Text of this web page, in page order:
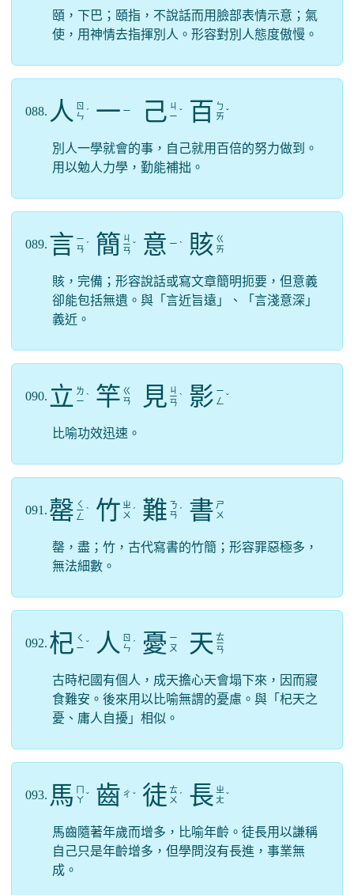
頤，下巴；頤指，不說話而用臉部表情示意；氣
使，用神情去指揮別人。形容對別人態度傲慢。
088. 人 ㄖ
ㄣ ˊ 一 ㄧ 己 ㄐ
ㄧ ˇ 百 ㄅ
ㄞ ˇ
別人一學就會的事，自己就用百倍的努力做到。
用以勉人力學，勤能補拙。
089. 言 ㄧ
ㄢ ˊ 簡 ㄐ
ㄧ
ㄢ
ˇ 意 ㄧ ˋ 賅 ㄍ
ㄞ
賅，完備；形容說話或寫文章簡明扼要，但意義
卻能包括無遺。與「言近旨遠」、「言淺意深」
義近。
090. 立 ㄌ
ㄧ ˋ 竿 ㄍ
ㄢ
見 ㄐ
ㄧ
ㄢ
ˋ 影 ㄧ
ㄥ ˇ
比喻功效迅速。
091. 罄 ㄑ
ㄧ
ㄥ
ˋ 竹 ㄓ
ㄨ ˊ 難 ㄋ
ㄢ ˊ 書 ㄕ
ㄨ
罄，盡；竹，古代寫書的竹簡；形容罪惡極多，
無法細數。
092. 杞 ㄑ
ㄧ ˇ 人 ㄖ
ㄣ ˊ 憂 ㄧ
ㄡ
天 ㄊ
ㄧ
ㄢ
古時杞國有個人，成天擔心天會塌下來，因而寢
食難安。後來用以比喻無謂的憂慮。與「杞天之
憂、庸人自擾」相似。
093. 馬 ㄚ ˇ 齒 ㄔ ˇ 徒 ㄊ
ㄨ ˊ 長 ㄓ
ㄤ ˇ
馬齒隨著年歲而增多，比喻年齡。徒長用以謙稱
自己只是年齡增多，但學問沒有長進，事業無
成。